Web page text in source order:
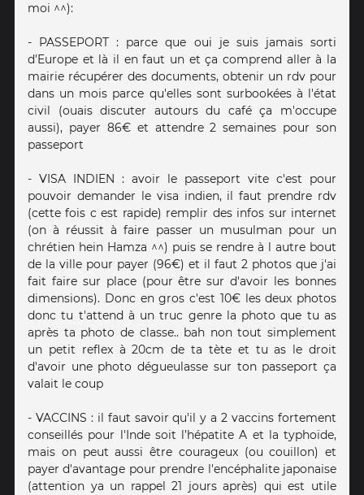
moi ^^):
- PASSEPORT : parce que oui je suis jamais sorti
d'Europe et là il en faut un et ça comprend aller à la
mairie récupérer des documents, obtenir un rdv pour
dans un mois parce qu'elles sont surbookées à l'état
civil (ouais discuter autours du café ça m'occupe
aussi), payer 86€ et attendre 2 semaines pour son
passeport
- VISA INDIEN : avoir le passeport vite c'est pour
pouvoir demander le visa indien, il faut prendre rdv
(cette fois c est rapide) remplir des infos sur internet
(on à réussit à faire passer un musulman pour un
chrétien hein Hamza ^^) puis se rendre à l autre bout
de la ville pour payer (96€) et il faut 2 photos que j'ai
fait faire sur place (pour être sur d'avoir les bonnes
dimensions). Donc en gros c'est 10€ les deux photos
donc tu t'attend à un truc genre la photo que tu as
après ta photo de classe.. bah non tout simplement
un petit reflex à 20cm de ta tète et tu as le droit
d'avoir une photo dégueulasse sur ton passeport ça
valait le coup
- VACCINS : il faut savoir qu'il y a 2 vaccins fortement
conseillés pour l'Inde soit l’hépatite A et la typhoïde,
mais on peut aussi être courageux (ou couillon) et
payer d'avantage pour prendre l'encéphalite japonaise
(attention ya un rappel 21 jours après) qui est utile